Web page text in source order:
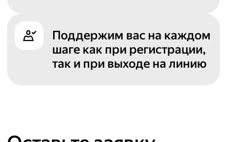
Поддержим вас на каждом
шаге как при регистрации,
так и при выходе на линию